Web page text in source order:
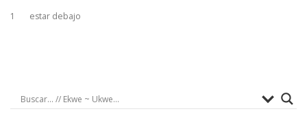
1
estar debajo